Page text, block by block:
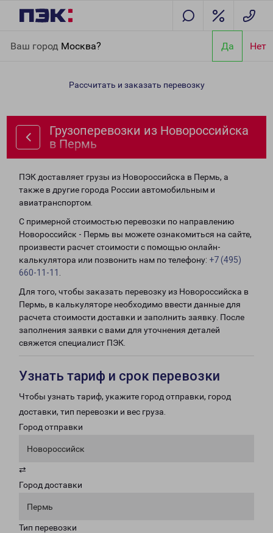
Ваш город Москва? Да Нет
Пермь
Рассчитать и заказать перевозку
Грузоперевозки из Новороссийска
в Пермь
ПЭК доставляет грузы из Новороссийска в Пермь, а
также в другие города России автомобильным и
авиатранспортом.
С примерной стоимостью перевозки по направлению
Новороссийск - Пермь вы можете ознакомиться на сайте,
произвести расчет стоимости с помощью онлайн-
калькулятора или позвонить нам по телефону: +7 (495)
660-11-11
Для того, чтобы заказать перевозку из Новороссийска в
Пермь, в калькуляторе необходимо ввести данные для
расчета стоимости доставки и заполнить заявку. После
заполнения заявки с вами для уточнения деталей
свяжется специалист ПЭК.
Узнать тариф и срок перевозки
Чтобы узнать тариф, укажите город отправки, город
доставки, тип перевозки и вес груза.
Город отправки
Новороссийск
⇄
Город доставки
Пермь
Тип перевозки